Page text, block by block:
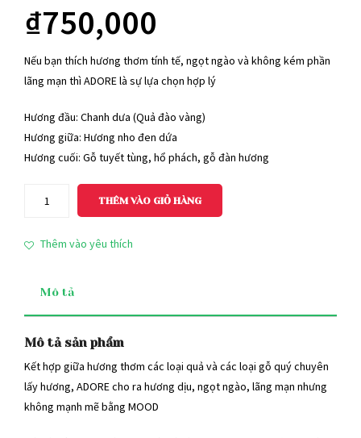
₫750,000
Nếu bạn thích hương thơm tính tế, ngọt ngào và không kém phần
lãng mạn thì ADORE là sự lựa chọn hợp lý
Hương đầu: Chanh dưa (Quả đào vàng)
Hương giữa: Hương nho đen dứa
Hương cuối: Gỗ tuyết tùng, hổ phách, gỗ đàn hương
ADORE
mạn,
ngọt
ngào
lượng
THÊM VÀO GIỎ HÀNG
Thêm vào yêu thích
Mô tả
Mô tả sản phẩm
Kết hợp giữa hương thơm các loại quả và các loại gỗ quý chuyên
lấy hương, ADORE cho ra hương dịu, ngọt ngào, lãng mạn nhưng
không mạnh mẽ bằng MOOD